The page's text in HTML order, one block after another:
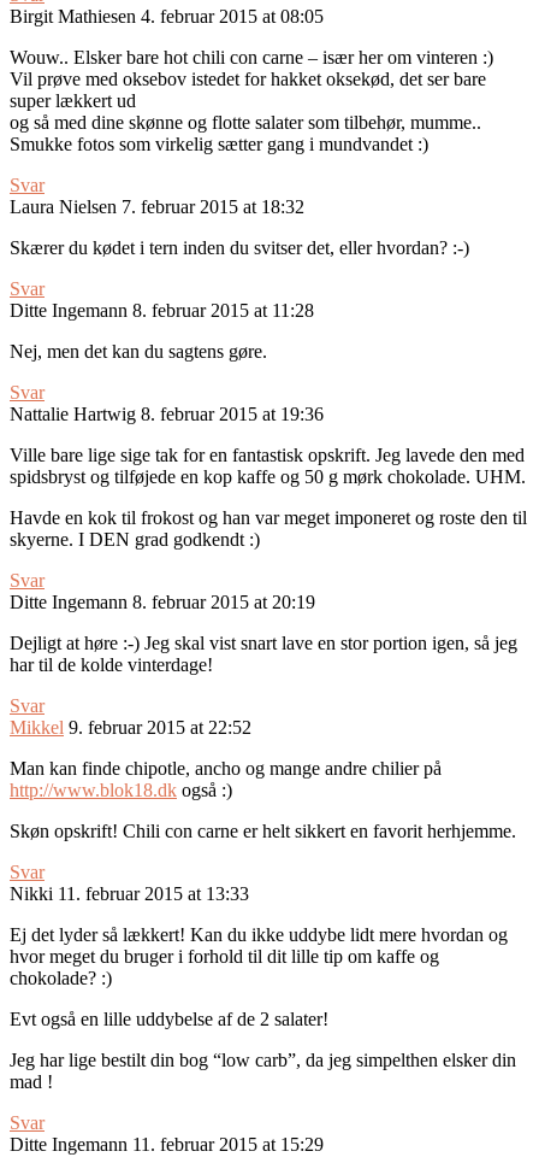
Birgit Mathiesen 4. februar 2015 at 08:05
Wouw.. Elsker bare hot chili con carne – især her om vinteren :)
Vil prøve med oksebov istedet for hakket oksekød, det ser bare
super lækkert ud
og så med dine skønne og flotte salater som tilbehør, mumme..
Smukke fotos som virkelig sætter gang i mundvandet :)
Svar
Laura Nielsen 7. februar 2015 at 18:32
Skærer du kødet i tern inden du svitser det, eller hvordan? :-)
Svar
Ditte Ingemann 8. februar 2015 at 11:28
Nej, men det kan du sagtens gøre.
Svar
Nattalie Hartwig 8. februar 2015 at 19:36
Ville bare lige sige tak for en fantastisk opskrift. Jeg lavede den med
spidsbryst og tilføjede en kop kaffe og 50 g mørk chokolade. UHM.
Havde en kok til frokost og han var meget imponeret og roste den til
skyerne. I DEN grad godkendt :)
Svar
Ditte Ingemann 8. februar 2015 at 20:19
Dejligt at høre :-) Jeg skal vist snart lave en stor portion igen, så jeg
har til de kolde vinterdage!
Svar
Mikkel 9. februar 2015 at 22:52
Man kan finde chipotle, ancho og mange andre chilier på
http://www.blok18.dk også :)
Skøn opskrift! Chili con carne er helt sikkert en favorit herhjemme.
Svar
Nikki 11. februar 2015 at 13:33
Ej det lyder så lækkert! Kan du ikke uddybe lidt mere hvordan og
hvor meget du bruger i forhold til dit lille tip om kaffe og
chokolade? :)
Evt også en lille uddybelse af de 2 salater!
Jeg har lige bestilt din bog “low carb”, da jeg simpelthen elsker din
mad !
Svar
Ditte Ingemann 11. februar 2015 at 15:29